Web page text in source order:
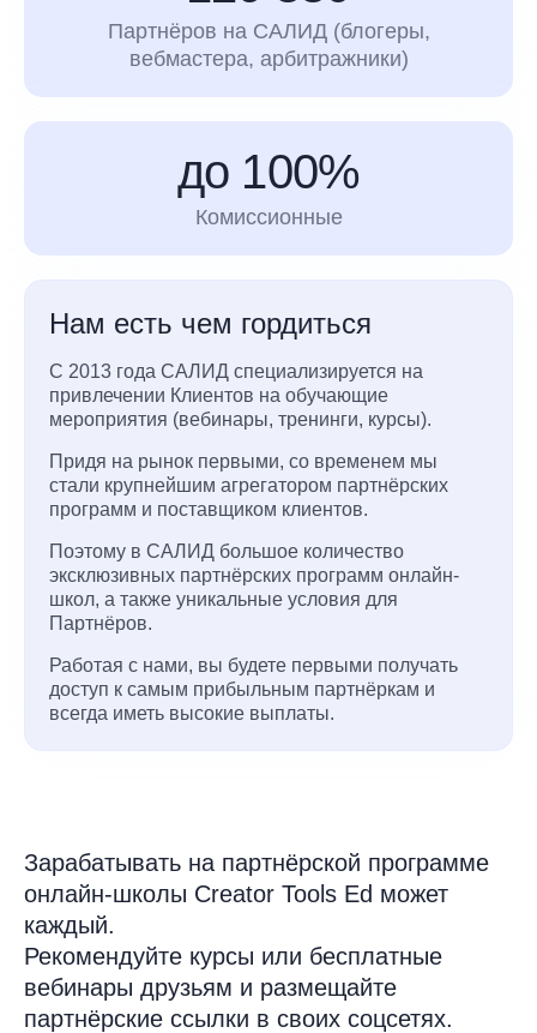
Партнёров на САЛИД (блогеры,
вебмастера, арбитражники)
до 100%
Комиссионные
Нам есть чем гордиться
С 2013 года САЛИД специализируется на
привлечении Клиентов на обучающие
мероприятия (вебинары, тренинги, курсы).
Придя на рынок первыми, со временем мы
стали крупнейшим агрегатором партнёрских
программ и поставщиком клиентов.
Поэтому в САЛИД большое количество
эксклюзивных партнёрских программ онлайн-
школ, а также уникальные условия для
Партнёров.
Работая с нами, вы будете первыми получать
доступ к самым прибыльным партнёркам и
всегда иметь высокие выплаты.
Зарабатывать на партнёрской программе
онлайн-школы Creator Tools Ed может
каждый.
Рекомендуйте курсы или бесплатные
вебинары друзьям и размещайте
партнёрские ссылки в своих соцсетях.